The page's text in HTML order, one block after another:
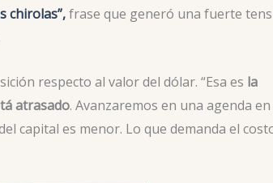
chirolas”,frase que generó una fuerte
respecto al valor del dólar. “Esa es la
atrasado. Avanzaremos en una agenda en
capital es menor. Lo que demanda el